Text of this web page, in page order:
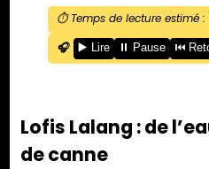
⏱️ Temps de lecture estimé :
🎧
▶️ Lire ⏸️ Pause ⏮️
Lofis Lalang : de
de canne